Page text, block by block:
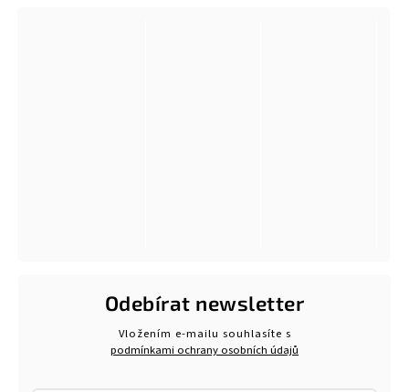
Odebírat newsletter
Vložením e-mailu souhlasíte s
podmínkami ochrany osobních údajů